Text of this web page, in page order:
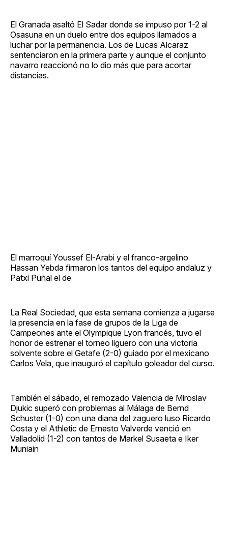
El Granada asaltó El Sadar donde se impuso por 1-2 al
Osasuna en un duelo entre dos equipos llamados a
luchar por la permanencia. Los de Lucas Alcaraz
sentenciaron en la primera parte y aunque el conjunto
navarro reaccionó no lo dio más que para acortar
distancias.
El marroquí Youssef El-Arabi y el franco-argelino
Hassan Yebda firmaron los tantos del equipo andaluz y
Patxi Puñal el de
La Real Sociedad, que esta semana comienza a jugarse
la presencia en la fase de grupos de la Liga de
Campeones ante el Olympique Lyon francés, tuvo el
honor de estrenar el torneo liguero con una victoria
solvente sobre el Getafe (2-0) guiado por el mexicano
Carlos Vela, que inauguró el capítulo goleador del curso.
También el sábado, el remozado Valencia de Miroslav
Djukic superó con problemas al Málaga de Bernd
Schuster (1-0) con una diana del zaguero luso Ricardo
Costa y el Athletic de Ernesto Valverde venció en
Valladolid (1-2) con tantos de Markel Susaeta e Iker
Muniain